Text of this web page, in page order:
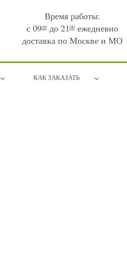
Время работы:
с 0900до 2100ежедневно
доставка по Москве и МО
КАК ЗАКАЗАТЬ